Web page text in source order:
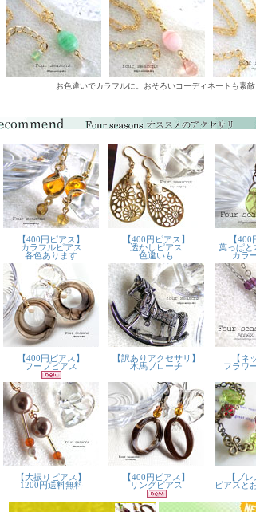
お色違いでカラフルに。おそろいコーディネートも素敵